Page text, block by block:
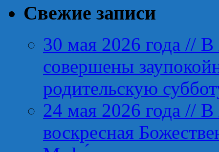
Свежие записи
30 мая 2026 года // В
совершены
родительскую
24 мая 2026 года //
воскресная